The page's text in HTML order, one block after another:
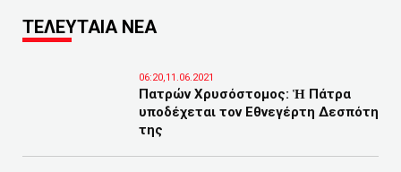
ΤΕΛΕΥΤΑΙΑ ΝΕΑ
06:20,11.06.2021
Πατρών Χρυσόστομος: Ἡ Πάτρα
υποδέχεται τον Εθνεγέρτη Δεσπότη
της